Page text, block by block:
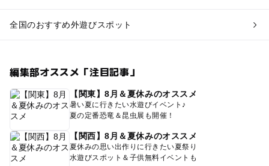
全国のおすすめ外遊びスポット
編集部オススメ「注目記事」
【関東】8月＆夏休みのオススメ
暑い夏に行きたい水遊びイベント♪
夏の定番恐竜＆昆虫展も開催！
【関西】8月＆夏休みのオススメ
夏休みの思い出作りに行きたい夏祭り
水遊びスポット＆子供無料イベントも